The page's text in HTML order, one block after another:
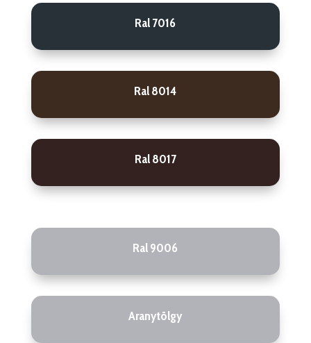
Ral 7016
Ral 8014
Ral 8017
Ral 9006
Aranytölgy